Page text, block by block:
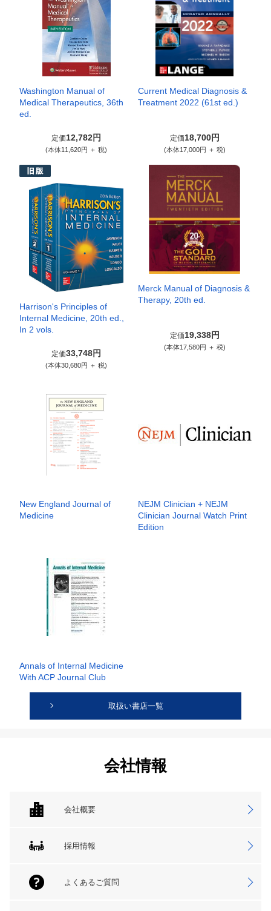
Washington Manual of
Medical Therapeutics, 36th
ed.
定価12,782円
(本体11,620円 ＋ 税)
Current Medical Diagnosis &
Treatment 2022 (61st ed.)
定価18,700円
(本体17,000円 ＋ 税)
Harrison's Principles of
Internal Medicine, 20th ed.,
In 2 vols.
定価33,748円
(本体30,680円 ＋ 税)
Merck Manual of Diagnosis &
Therapy, 20th ed.
定価19,338円
(本体17,580円 ＋ 税)
New England Journal of
Medicine
NEJM Clinician + NEJM
Clinician Journal Watch Print
Edition
Annals of Internal Medicine
With ACP Journal Club
取扱い書店一覧
会社情報
会社概要
採用情報
よくあるご質問